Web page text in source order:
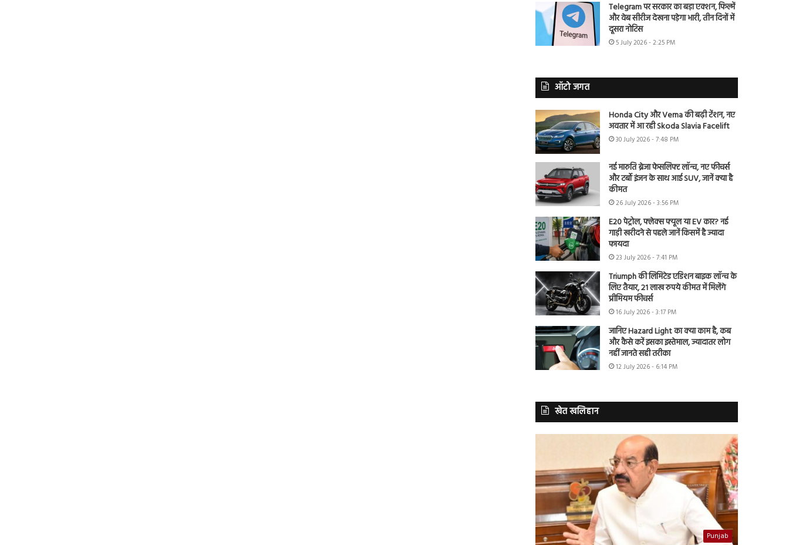
Telegram पर सरकार का बड़ा एक्शन, फिल्में
और वेब सीरीज देखना पड़ेगा भारी, तीन दिनों में
दूसरा नोटिस
5 July 2026 - 2:25 PM
ऑटो जगत
Honda City और Verna की बढ़ी टेंशन, नए
अवतार में आ रही Skoda Slavia Facelift
30 July 2026 - 7:48 PM
नई मारुति ब्रेजा फेसलिफ्ट लॉन्च, नए फीचर्स
और टर्बो इंजन के साथ आई SUV, जानें क्या है
कीमत
26 July 2026 - 3:56 PM
E20 पेट्रोल, फ्लेक्स फ्यूल या EV कार? नई
गाड़ी खरीदने से पहले जानें किसमें है ज्यादा
फायदा
23 July 2026 - 7:41 PM
Triumph की लिमिटेड एडिशन बाइक लॉन्च के
लिए तैयार, 21 लाख रुपये कीमत में मिलेंगे
प्रीमियम फीचर्स
16 July 2026 - 3:17 PM
जानिए Hazard Light का क्या काम है, कब
और कैसे करें इसका इस्तेमाल, ज्यादातर लोग
नहीं जानते सही तरीका
12 July 2026 - 6:14 PM
खेत खलिहान
Punjab